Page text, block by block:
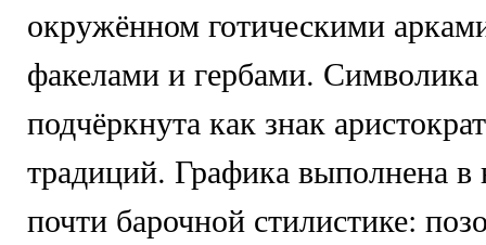
окружённом готическими
факелами и гербами.
подчёркнута как знак
традиций. Графика выполнена
почти барочной стилистике: